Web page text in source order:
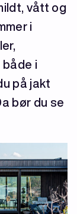
vått og
i
både i
på jakt
bør du se